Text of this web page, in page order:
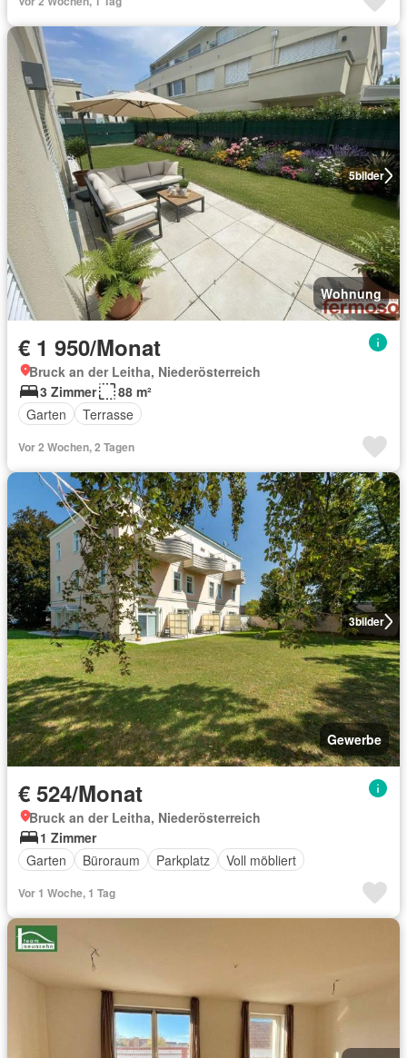
5bilder
Wohnung
€ 1 950/Monat
Bruck an der Leitha, Niederösterreich
3 Zimmer
88 m²
Garten
Terrasse
Vor 2 Wochen, 2 Tagen
3bilder
Gewerbe
€ 524/Monat
Bruck an der Leitha, Niederösterreich
1 Zimmer
Garten
Büroraum Parkplatz Voll möbliert
Vor 1 Woche, 1 Tag